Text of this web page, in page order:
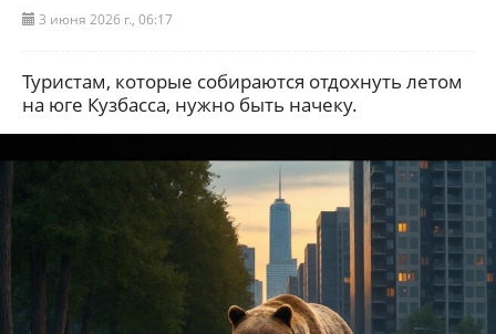
3 июня 2026 г., 06:17
Туристам, которые собираются отдохнуть летом
на юге Кузбасса, нужно быть начеку.